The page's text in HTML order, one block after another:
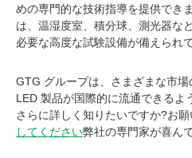
めの専門的な技術指導を提供でき
は、温湿度室、積分球、測光器な
必要な高度な試験設備が備えられ
GTG グループは、さまざまな市場
LED 製品が国際的に流通できるよ
さらに詳しく知りたいですか?お願
してください弊社の専門家が喜ん